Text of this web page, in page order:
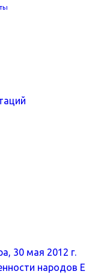
30 мая 2012 г.
народов